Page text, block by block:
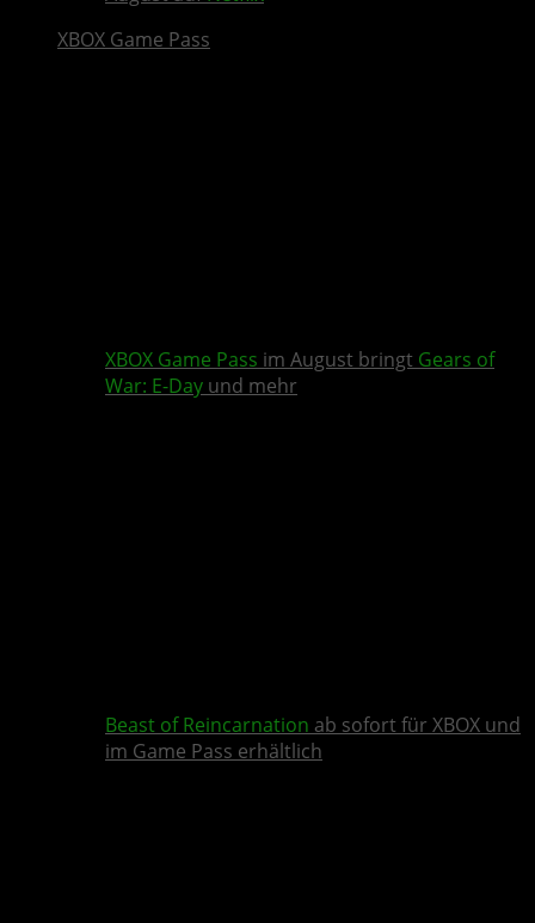
XBOX Game Pass
XBOX Game Pass im August bringt Gears of
War: E-Day und mehr
Beast of Reincarnation ab sofort für XBOX und
im Game Pass erhältlich